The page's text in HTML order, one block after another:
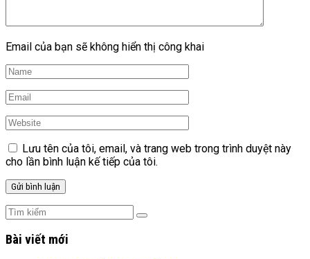
Email của bạn sẽ không hiển thị công khai
Lưu tên của tôi, email, và trang web trong trình duyệt này
cho lần bình luận kế tiếp của tôi.
Bài viết mới